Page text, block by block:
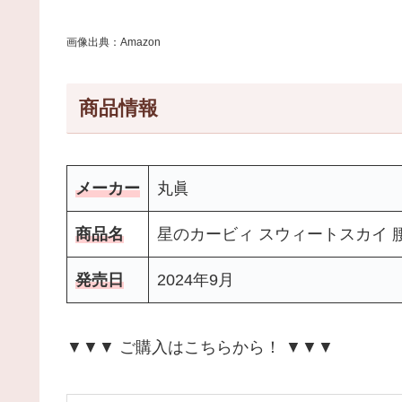
画像出典：Amazon
商品情報
メーカー 丸眞
商品名 星のカービィ スウィートスカイ
発売日 2024年9月
▼▼▼ ご購入はこちらから！ ▼▼▼